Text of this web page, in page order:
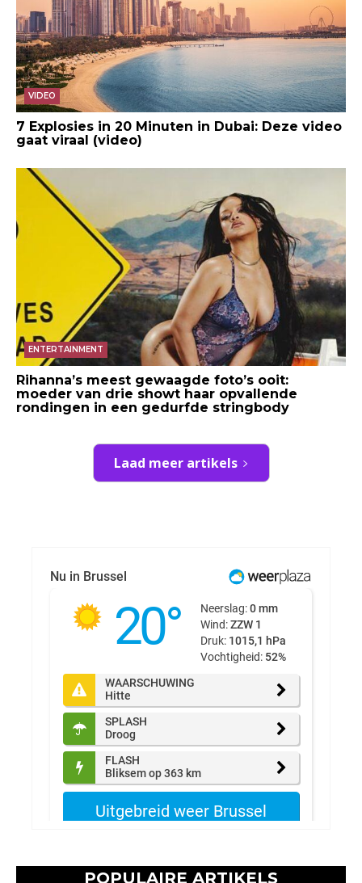
VIDEO
7 Explosies in 20 Minuten in Dubai: Deze video
gaat viraal (video)
ENTERTAINMENT
Rihanna’s meest gewaagde foto’s ooit:
moeder van drie showt haar opvallende
rondingen in een gedurfde stringbody
Laad meer artikels
POPULAIRE ARTIKELS